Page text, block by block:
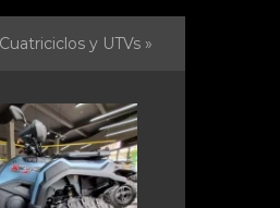
Cuatriciclos y UTVs »